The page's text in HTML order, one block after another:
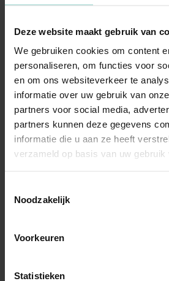
Deze website maakt gebruik van
We gebruiken cookies om content
personaliseren, om functies voor
en om ons websiteverkeer te
informatie over uw gebruik van
partners voor social media,
partners kunnen deze gegevens
informatie die u aan ze heeft
verzameld op basis van uw gebruik
Noodzakelijk
Voorkeuren
Statistieken
of overlegscheidingsadvocaat
gevolgen van de scheiding;
Wanneer u een legal opinion
specifiek familierechtelijk of
van een van onze advocaten;
Wanneer u zich op de
mediation/procedure) wilt laten
bij wegen van second opinion;
Bij nalatenschappen waarbij u
Bij Estate Planning: het
huwelijksvoorwaarden,
Bij complexe familierechtelijke